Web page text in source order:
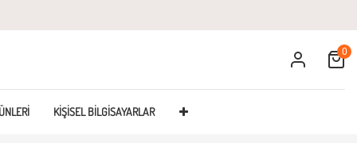
KIŞISEL BILGISAYARLAR
Cart
0